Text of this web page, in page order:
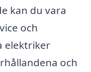
kan du vara
och
elektriker
och